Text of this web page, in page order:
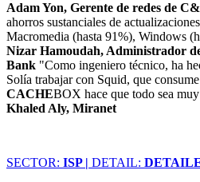
Adam Yon, Gerente de redes de
ahorros sustanciales de
Macromedia (hasta 91%), Windows
Nizar Hamoudah, Administrador
Bank "Como ingeniero técnico, ha
Solía trabajar con Squid, que
CACHEBOX hace que todo sea
Khaled Aly, Miranet
SECTOR: ISP | DETAIL: